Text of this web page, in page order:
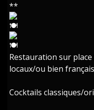
**
Restauration sur
locaux/ou bien
Cocktails classiques/